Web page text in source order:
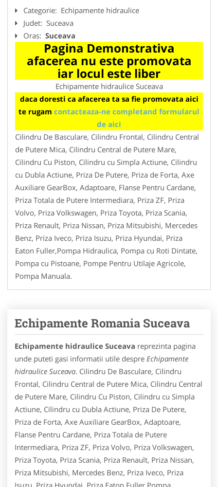
Categorie: Echipamente hidraulice
Judet: Suceava
Oras: Suceava
Pagina Demonstrativa
afacerea nu este promovata
iar locul este liber
Echipamente hidraulice Suceava
daca doresti ca afacerea ta sa fie promovata aici
te rugam contacteaza-ne completand formularul
de aici
Cilindru De Basculare, Cilindru Frontal, Cilindru Central
de Putere Mica, Cilindru Central de Putere Mare,
Cilindru Cu Piston, Cilindru cu Simpla Actiune, Cilindru
cu Dubla Actiune, Priza De Putere, Priza de Forta, Axe
Auxiliare GearBox, Adaptoare, Flanse Pentru Cardane,
Priza Totala de Putere Intermediara, Priza ZF, Priza
Volvo, Priza Volkswagen, Priza Toyota, Priza Scania,
Priza Renault, Priza Nissan, Priza Mitsubishi, Mercedes
Benz, Priza Iveco, Priza Isuzu, Priza Hyundai, Priza
Eaton Fuller,Pompa Hidraulica, Pompa cu Roti Dintate,
Pompa cu Pistoane, Pompe Pentru Utilaje Agricole,
Pompa Manuala.
Echipamente Romania Suceava
Echipamente hidraulice Suceava reprezinta pagina
unde puteti gasi informatii utile despre Echipamente
hidraulice Suceava. Cilindru De Basculare, Cilindru
Frontal, Cilindru Central de Putere Mica, Cilindru Central
de Putere Mare, Cilindru Cu Piston, Cilindru cu Simpla
Actiune, Cilindru cu Dubla Actiune, Priza De Putere,
Priza de Forta, Axe Auxiliare GearBox, Adaptoare,
Flanse Pentru Cardane, Priza Totala de Putere
Intermediara, Priza ZF, Priza Volvo, Priza Volkswagen,
Priza Toyota, Priza Scania, Priza Renault, Priza Nissan,
Priza Mitsubishi, Mercedes Benz, Priza Iveco, Priza
Isuzu, Priza Hyundai, Priza Eaton Fuller,Pompa